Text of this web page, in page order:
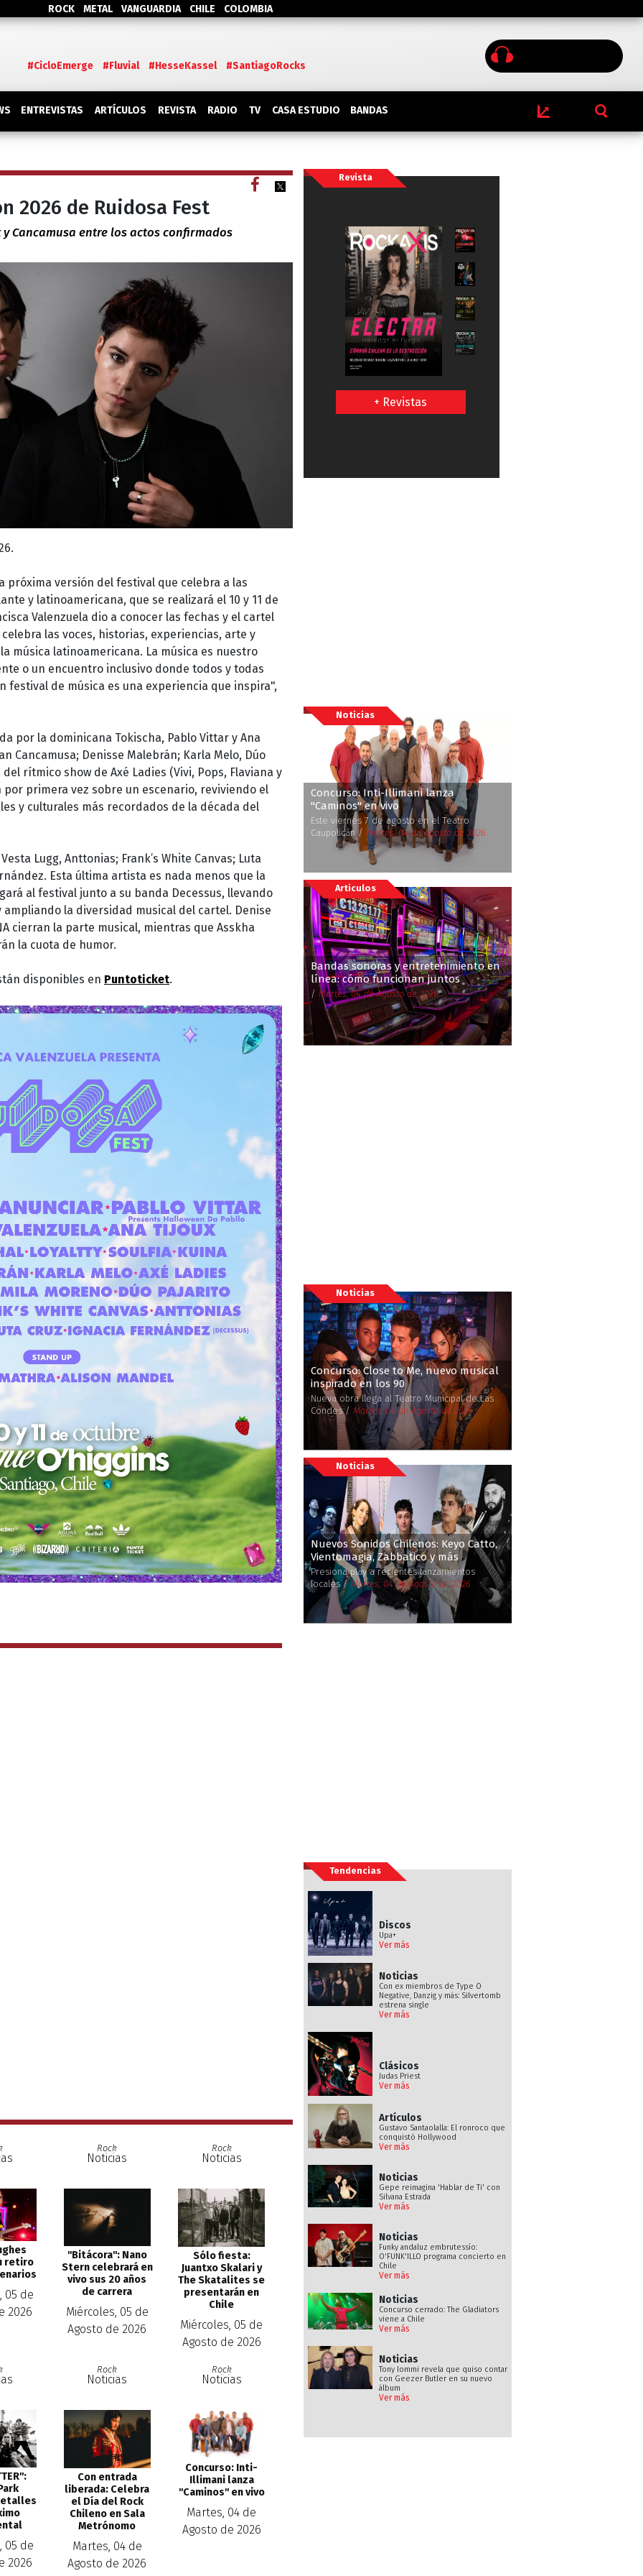
ROCK METAL VANGUARDIA CHILE COLOMBIA
#CicloEmerge #Fluvial #HesseKassel #SantiagoRocks
ENTREVISTAS ARTÍCULOS REVISTA RADIO TV CASA ESTUDIO BANDAS
2026 de Ruidosa Fest
y Cancamusa entre los actos confirmados
próxima versión del festival que celebra a las
y latinoamericana, que se realizará el 10 y 11 de
Valenzuela dio a conocer las fechas y el cartel
las voces, historias, experiencias, arte y
música latinoamericana. La música es nuestro
o un encuentro inclusivo donde todos y todas
festival de música es una experiencia que inspira",
por la dominicana Tokischa, Pablo Vittar y Ana
Cancamusa; Denisse Malebrán; Karla Melo, Dúo
rítmico show de Axé Ladies (Vivi, Pops, Flaviana y
por primera vez sobre un escenario, reviviendo el
y culturales más recordados de la década del
Lugg, Anttonias; Frank’s White Canvas; Luta
Esta última artista es nada menos que la
al festival junto a su banda Decessus, llevando
ampliando la diversidad musical del cartel. Denise
cierran la parte musical, mientras que Asskha
la cuota de humor.
disponibles en Puntoticket.
retiro
05 de
2026
Rock
Noticias
''Bitácora'': Nano
Stern celebrará en
vivo sus 20 años
de carrera
Miércoles, 05 de
Agosto de 2026
Rock
Noticias
Sólo fiesta:
Juantxo Skalari y
The Skatalites se
presentarán en
Chile
Miércoles, 05 de
Agosto de 2026
05 de
2026
Rock
Noticias
Con entrada
liberada: Celebra
el Día del Rock
Chileno en Sala
Metrónomo
Martes, 04 de
Agosto de 2026
Rock
Noticias
Concurso: Inti-
Illimani lanza
''Caminos'' en vivo
Martes, 04 de
Agosto de 2026
Revista
+ Revistas
Noticias
Concurso: Inti-Illimani lanza
''Caminos'' en vivo
Este viernes 7 de agosto en el Teatro
Caupolicán /Martes, 04 de Agosto de 2026
Articulos
Bandas sonoras y entretenimiento en
línea: cómo funcionan juntos
/Martes, 04 de Agosto de 2026
Noticias
Concurso: Close to Me, nuevo musical
inspirado en los 90
Nueva obra llega al Teatro Municipal de Las
Condes /Martes, 04 de Agosto de 2026
Noticias
Nuevos Sonidos Chilenos: Keyo Catto,
Vientomagia, Zabbatico y más
Presiona play a recientes lanzamientos
locales /Martes, 04 de Agosto de 2026
Tendencias
Discos
Upa+
Ver más
Noticias
Con ex miembros de Type O
Negative, Danzig y más: Silvertomb
estrena single
Ver más
Clásicos
Judas Priest
Ver más
Artículos
Gustavo Santaolalla: El ronroco que
conquistó Hollywood
Ver más
Noticias
Gepe reimagina 'Hablar de Ti' con
Silvana Estrada
Ver más
Noticias
Funky andaluz embrutessío:
O'FUNK'ILLO programa concierto en
Chile
Ver más
Noticias
Concurso cerrado: The Gladiators
viene a Chile
Ver más
Noticias
Tony Iommi revela que quiso contar
con Geezer Butler en su nuevo
álbum
Ver más